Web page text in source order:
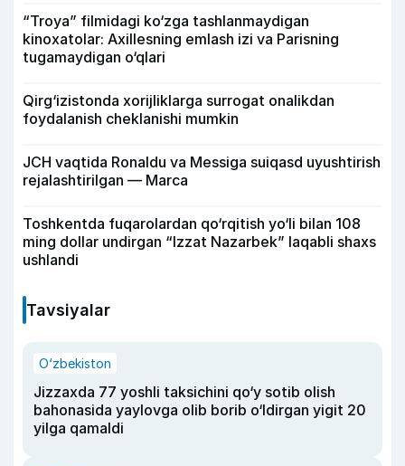
“Troya” filmidagi ko‘zga tashlanmaydigan
kinoxatolar: Axillesning emlash izi va Parisning
tugamaydigan o‘qlari
Qirg‘izistonda xorijliklarga surrogat onalikdan
foydalanish cheklanishi mumkin
JCH vaqtida Ronaldu va Messiga suiqasd uyushtirish
rejalashtirilgan — Marca
Toshkentda fuqarolardan qo‘rqitish yo‘li bilan 108
ming dollar undirgan “Izzat Nazarbek” laqabli shaxs
ushlandi
Tavsiyalar
O‘zbekiston
Jizzaxda 77 yoshli taksichini qo‘y sotib olish
bahonasida yaylovga olib borib o‘ldirgan yigit 20
yilga qamaldi